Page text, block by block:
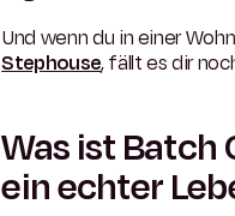
Und wenn du in einer
Stephouse, fällt es dir
Was ist Batch
ein echter